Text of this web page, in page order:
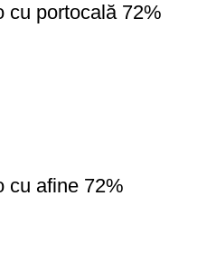
cu portocală 72%
cu afine 72%